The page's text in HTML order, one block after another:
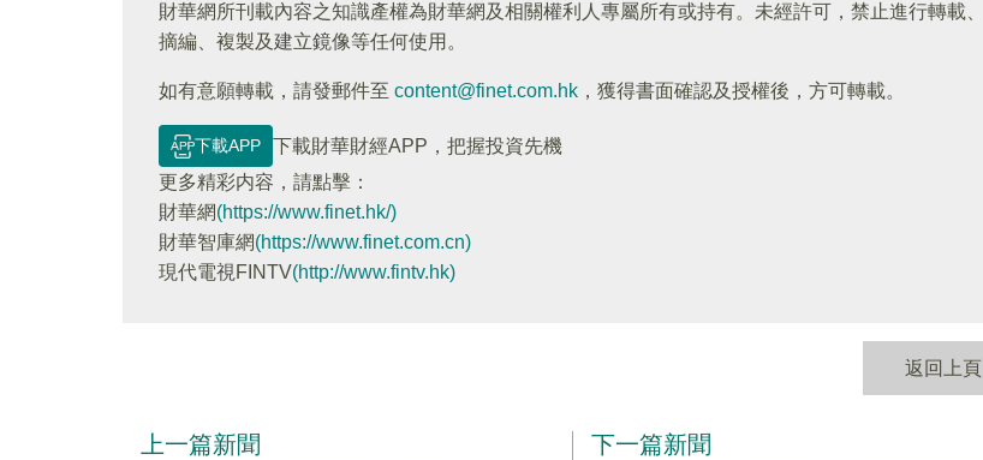
財華網所刊載內容之知識產權為財華網及相關權利人專屬所有或持有。未經許可，禁止進行轉載、
摘編、複製及建立鏡像等任何使用。
如有意願轉載，請發郵件至 content@finet.com.hk ，獲得書面確認及授權後，方可轉載。
下載APP
下載財華財經APP，把握投資先機
更多精彩内容，請點擊：
財華網(https://www.finet.hk/)
財華智庫網(https://www.finet.com.cn)
現代電視FINTV(http://www.fintv.hk)
返回上頁
上一篇新聞 下一篇新聞